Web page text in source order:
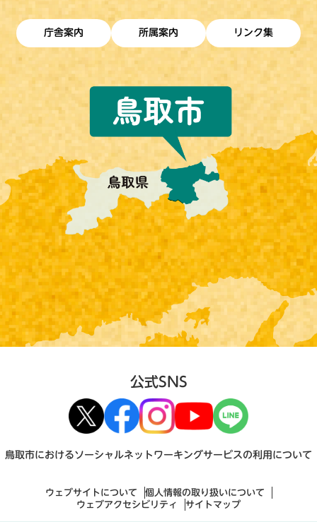
庁舎案内 所属案内 リンク集
公式SNS
鳥取市におけるソーシャルネットワーキングサービスの利用について
ウェブサイトについて
個人情報の取り扱いについて
ウェブアクセシビリティ
サイトマップ